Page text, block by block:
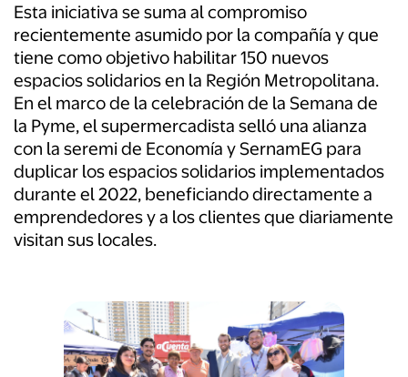
Esta iniciativa se suma al compromiso
recientemente asumido por la compañía y que
tiene como objetivo habilitar 150 nuevos
espacios solidarios en la Región Metropolitana.
En el marco de la celebración de la Semana de
la Pyme, el supermercadista selló una alianza
con la seremi de Economía y SernamEG para
duplicar los espacios solidarios implementados
durante el 2022, beneficiando directamente a
emprendedores y a los clientes que diariamente
visitan sus locales.